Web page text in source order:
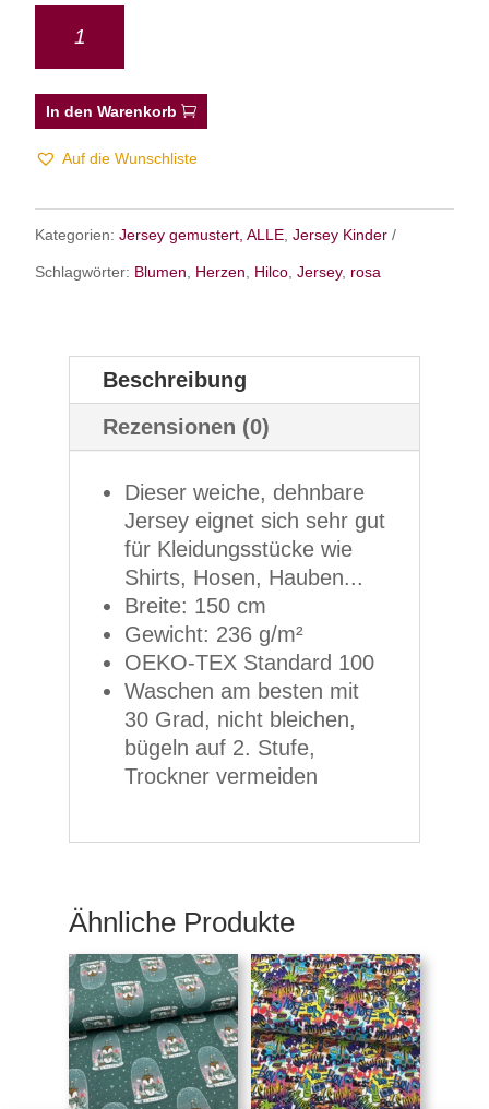
In den Warenkorb
Auf die Wunschliste
Kategorien:Jersey gemustert, ALLE ,Jersey Kinder
Schlagwörter: Blumen Herzen Hilco ,Jersey, rosa
Beschreibung
Rezensionen (0)
Dieser weiche, dehnbare
Jersey eignet sich sehr gut
für Kleidungsstücke wie
Shirts, Hosen, Hauben...
Breite: 150 cm
Gewicht: 236 g/m²
OEKO-TEX Standard 100
Waschen am besten mit
30 Grad, nicht bleichen,
bügeln auf 2. Stufe,
Trockner vermeiden
Ähnliche Produkte